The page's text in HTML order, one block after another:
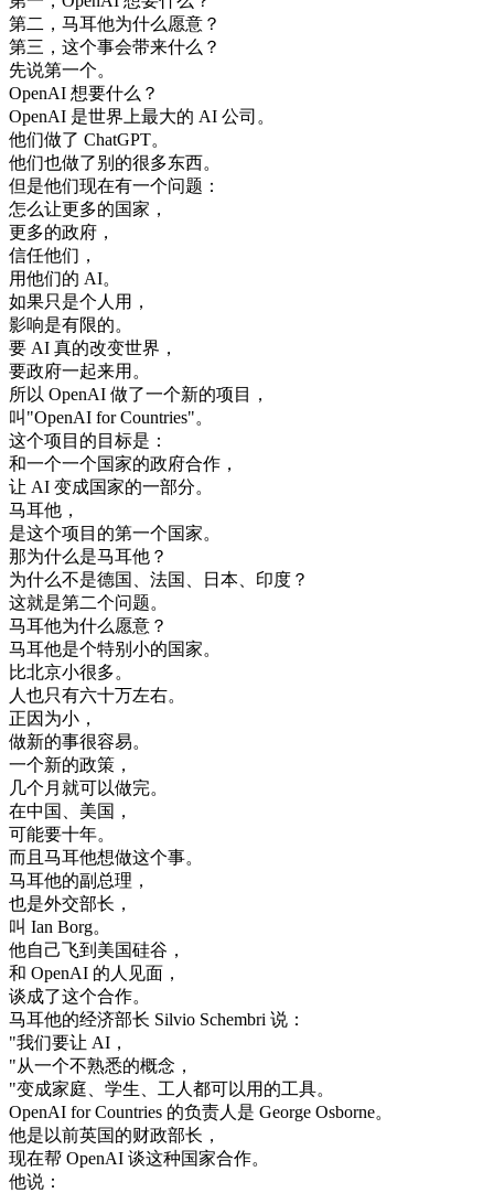
第二 ， 马耳他为什么愿意 ？
第三 ， 这个事会带来什么 ？
先说第一个。
OpenAI 想要什么 ？
OpenAI 是世界上最大的 AI 公司 。
他们做了 ChatGPT。
他们也做了别的很多东西。
但是他们现在有一个问题 ：
怎么让更多的国家 ，
更多的政府 ，
信任他们 ，
用他们的 AI。
如果只是个人用 ，
影响是有限的。
要 AI 真的改变世界 ，
要政府一起来用 。
所以 OpenAI 做了一个新的项目
，
叫 "OpenAI for Countries"。
这个项目 的 目标是 ：
和一个一个国家的政府合作 ，
让 AI 变成国家的一部分。
马耳他 ，
是这个项目 的第一个国家。
那为什么是马耳他 ？
为什么不是德国 、 法国 、 日本、 印度 ？
这就是第二个问题。
马耳他为什么愿意 ？
马耳他是个特别 小的国家。
比北京小很多。
人也只有六十万左右。
正因为小 ，
做新的事很容易。
一个新的政策 ，
几个月 就可以做完。
在中国 、 美国 ，
可能要十年。
而且 马耳他想做这个事。
马耳他的副总理 ，
也是外交部长 ，
叫 Ian Borg。
他自己飞到 美国硅谷 ，
和 OpenAI 的人 见面 ，
谈成了这个合作。
马耳他的经济部长 Silvio Schembri 说 ：
"我们要让 AI ，
"从一个不熟悉的概念 ，
"变成家庭、 学生、 工人都可以用 的工具。
OpenAI for Countries 的负责人是 George Osborne。
他是以前英国的财政部长 ，
现在帮 OpenAI 谈这种国家合作。
他说 ：